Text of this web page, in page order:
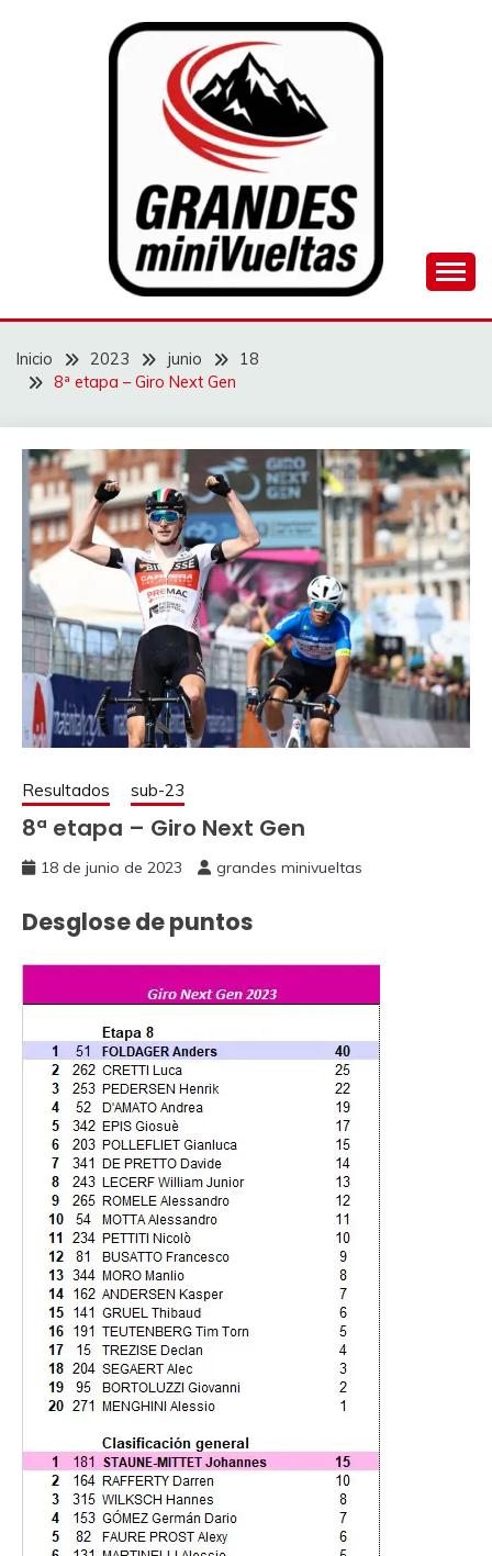
GRANDES
MINIVUELTAS
Inicio 2023 junio
18
8ª etapa – Giro Next Gen
Resultados sub-23
8ª etapa – Giro Next Gen
18 de junio de 2023 grandes minivueltas
Desglose de puntos